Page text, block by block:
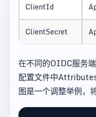
ClientId
ClientSecret
在不同的OIDC服务
配置文件中
图是一个调整举例，